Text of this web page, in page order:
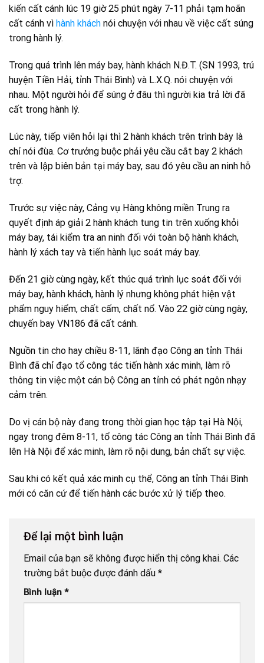
kiến cất cánh lúc 19 giờ 25 phút ngày 7-11 phải tạm hoãn
cất cánh vì hành khách nói chuyện với nhau về việc cất súng
trong hành lý.
Trong quá trình lên máy bay, hành khách N.Đ.T. (SN 1993, trú
huyện Tiền Hải, tỉnh Thái Bình) và L.X.Q. nói chuyện với
nhau. Một người hỏi để súng ở đâu thì người kia trả lời đã
cất trong hành lý.
Lúc này, tiếp viên hỏi lại thì 2 hành khách trên trình bày là
chỉ nói đùa. Cơ trưởng buộc phải yêu cầu cắt bay 2 khách
trên và lập biên bản tại máy bay, sau đó yêu cầu an ninh hỗ
trợ.
Trước sự việc này, Cảng vụ Hàng không miền Trung ra
quyết định áp giải 2 hành khách tung tin trên xuống khỏi
máy bay, tái kiểm tra an ninh đối với toàn bộ hành khách,
hành lý xách tay và tiến hành lục soát máy bay.
Đến 21 giờ cùng ngày, kết thúc quá trình lục soát đối với
máy bay, hành khách, hành lý nhưng không phát hiện vật
phẩm nguy hiểm, chất cấm, chất nổ. Vào 22 giờ cùng ngày,
chuyến bay VN186 đã cất cánh.
Nguồn tin cho hay chiều 8-11, lãnh đạo Công an tỉnh Thái
Bình đã chỉ đạo tổ công tác tiến hành xác minh, làm rõ
thông tin việc một cán bộ Công an tỉnh có phát ngôn nhạy
cảm trên.
Do vị cán bộ này đang trong thời gian học tập tại Hà Nội,
ngay trong đêm 8-11, tổ công tác Công an tỉnh Thái Bình đã
lên Hà Nội để xác minh, làm rõ nội dung, bản chất sự việc.
Sau khi có kết quả xác minh cụ thể, Công an tỉnh Thái Bình
mới có căn cứ để tiến hành các bước xử lý tiếp theo.
Để lại một bình luận
Email của bạn sẽ không được hiển thị công khai. Các
trường bắt buộc được đánh dấu *
Bình luận *